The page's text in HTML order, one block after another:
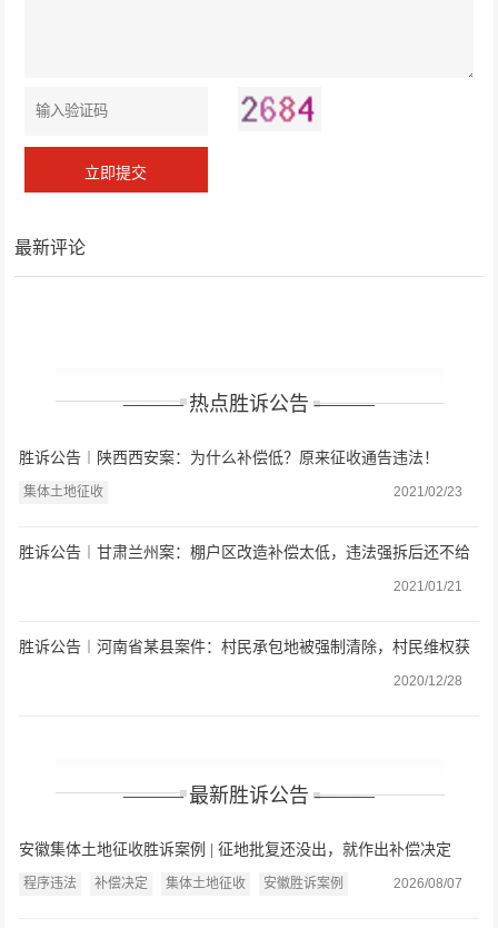
最新评论
——— 热点胜诉公告 ———
胜诉公告︱陕西西安案：为什么补偿低？原来征收通告违法！
集体土地征收 2021/02/23
胜诉公告︱甘肃兰州案：棚户区改造补偿太低，违法强拆后还不给
2021/01/21
胜诉公告︱河南省某县案件：村民承包地被强制清除，村民维权获
2020/12/28
——— 最新胜诉公告 ———
安徽集体土地征收胜诉案例 | 征地批复还没出，就作出补偿决定
了？法院：缺乏法律依据，连同复议决定一并撤销
程序违法 补偿决定 集体土地征收 安徽胜诉案例 2026/08/07